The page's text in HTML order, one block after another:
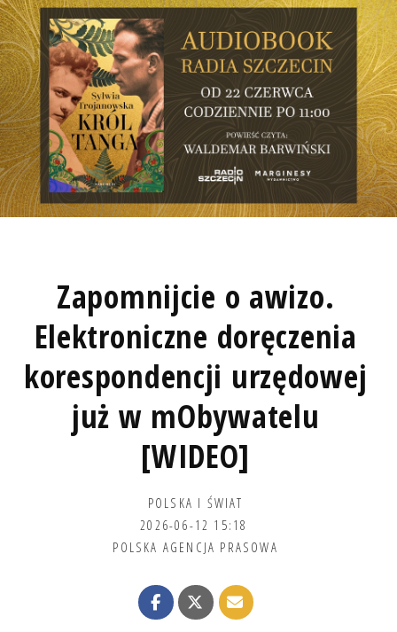
Zapomnijcie o awizo.
Elektroniczne doręczenia
korespondencji urzędowej
już w mObywatelu
[WIDEO]
POLSKA I ŚWIAT
2026-06-12 15:18
POLSKA AGENCJA PRASOWA